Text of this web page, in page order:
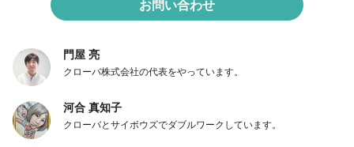
お問い合わせ
門屋 亮
クローバ株式会社の代表をやっています。
河合 真知子
クローバとサイボウズでダブルワークしています。